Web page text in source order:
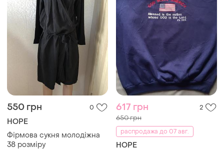
550 грн 0
HOPE
Фірмова сукня молодіжна
38 розміру
617 грн 2
650 грн
распродажа до 07 авг.
HOPE